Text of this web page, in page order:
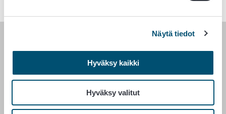
Näytä tiedot
Hyväksy kaikki
Hyväksy valitut
RUOKAVIRASTO
PL 100
Yhteystiedot